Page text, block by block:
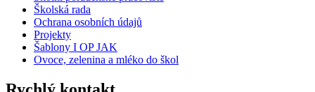
Školská rada
Ochrana osobních údajů
Projekty
Šablony I OP JAK
Ovoce, zelenina a mléko do škol